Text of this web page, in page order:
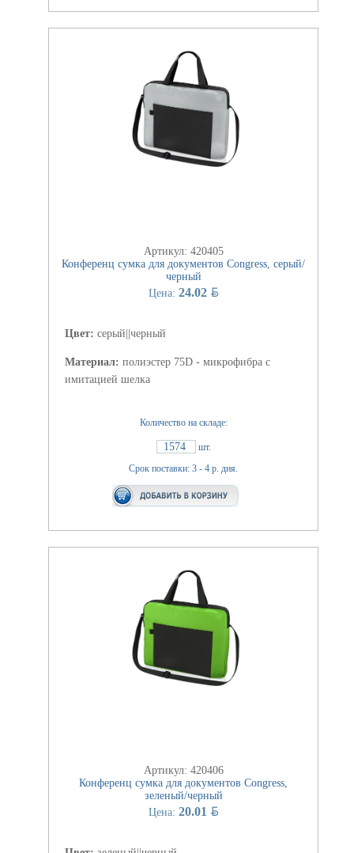
Артикул: 420405
Конференц сумка для документов Congress, серый/
черный
Цена: 24.02 BYN
Цвет: серый||черный
Материал: полиэстер 75D - микрофибра с
имитацией шелка
Количество на складе:
1574
шт.
Срок поставки: 3 - 4 р. дня.
Артикул: 420406
Конференц сумка для документов Congress,
зеленый/черный
Цена: 20.01 BYN